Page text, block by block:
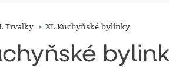
Trvalky XL Kuchyňské bylinky